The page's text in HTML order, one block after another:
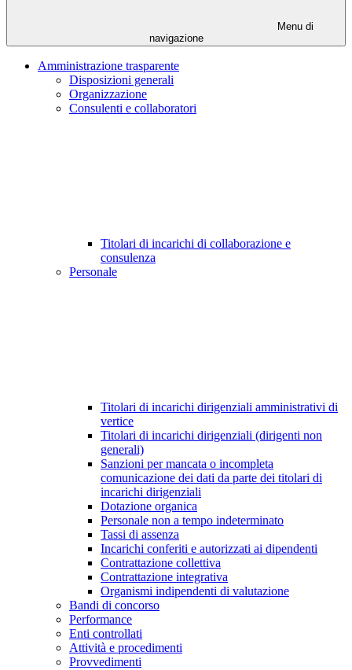
Menu di
navigazione
Amministrazione trasparente
Disposizioni generali
Organizzazione
Consulenti e collaboratori
Titolari di incarichi di collaborazione e
consulenza
Personale
Titolari di incarichi dirigenziali amministrativi di
vertice
Titolari di incarichi dirigenziali (dirigenti non
generali)
Sanzioni per mancata o incompleta
comunicazione dei dati da parte dei titolari di
incarichi dirigenziali
Dotazione organica
Personale non a tempo indeterminato
Tassi di assenza
Incarichi conferiti e autorizzati ai dipendenti
Contrattazione collettiva
Contrattazione integrativa
Organismi indipendenti di valutazione
Bandi di concorso
Performance
Enti controllati
Attività e procedimenti
Provvedimenti